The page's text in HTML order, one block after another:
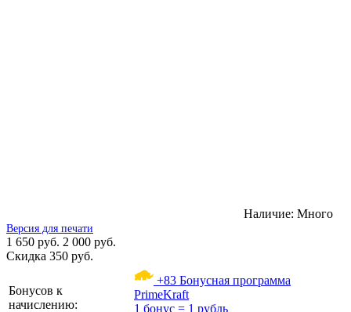
Наличие: Много
Версия для печати
1 650 руб. 2 000 руб.
Скидка 350 руб.
Бонусов к
начислению:
+83 Бонусная программа
PrimeKraft
1 бонус = 1 рубль